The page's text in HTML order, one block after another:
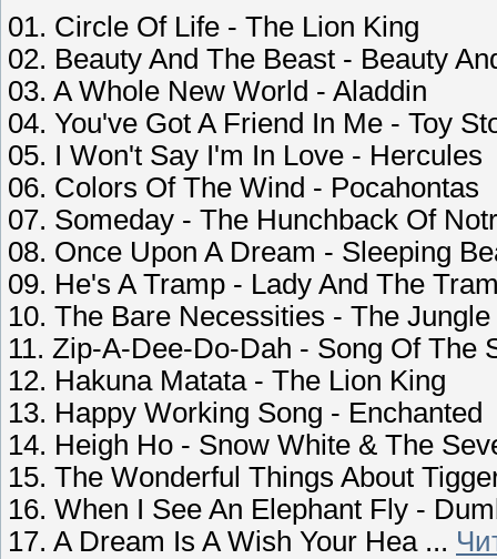
01. Circle Of Life - The Lion King
02. Beauty And The Beast - Beauty
03. A Whole New World - Aladdin
04. You've Got A Friend In Me - Toy
05. I Won't Say I'm In Love - Hercules
06. Colors Of The Wind - Pocahontas
07. Someday - The Hunchback Of
08. Once Upon A Dream - Sleeping
09. He's A Tramp - Lady And The
10. The Bare Necessities - The
11. Zip-A-Dee-Do-Dah - Song Of The
12. Hakuna Matata - The Lion King
13. Happy Working Song - Enchanted
14. Heigh Ho - Snow White & The
15. The Wonderful Things About
16. When I See An Elephant Fly -
17. A Dream Is A Wish Your Hea ...